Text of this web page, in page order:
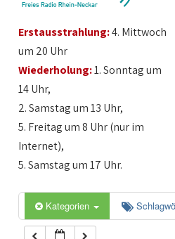
Erstausstrahlung:4. Mittwoch
um 20 Uhr
Wiederholung:1. Sonntag um
14 Uhr,
2. Samstag um 13 Uhr,
5. Freitag um 8 Uhr (nur im
Internet),
5. Samstag um 17 Uhr.
Kategorien
2:00
3:00
5:00
6:00